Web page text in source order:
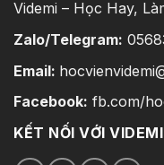
Videmi – Học Hay,
Zalo/Telegram:
Email:
Facebook: fb.com/
KẾT NỐI VỚI VIDEMI